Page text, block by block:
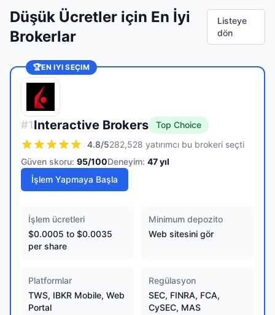
Düşük Ücretler için En İyi
Brokerlar
Listeye
dön
🏆EN IYI SEÇIM
#1Interactive Brokers
Top Choice
4.8/5282,528 yatırımcı bu brokeri seçti
Güven skoru: 95/100Deneyim: 47yıl
İşlem Yapmaya Başla
İşlem ücretleri
$0.0005 to $0.0035
per share
Minimum depozito
Web sitesini gör
Platformlar
TWS, IBKR Mobile, Web
Portal
Regülasyon
SEC, FINRA, FCA,
CySEC, MAS